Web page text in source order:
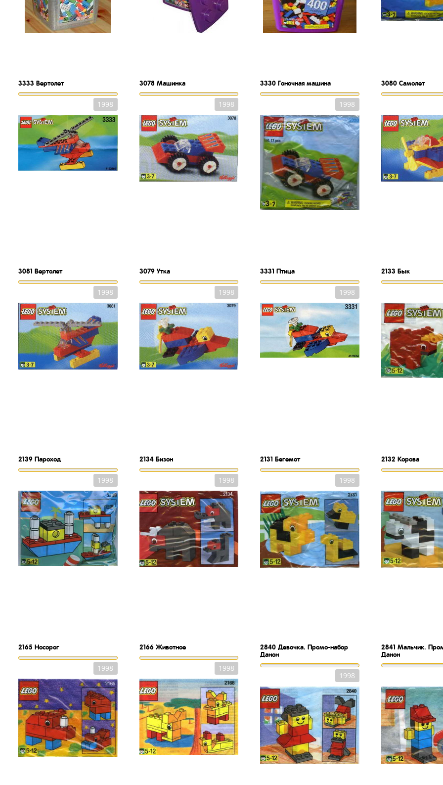
3333 Вертолет
1998
3078 Машинка
1998
3330 Гоночная машина
1998
3080 Самолет
3081 Вертолет
1998
3079 Утка
1998
3331 Птица
1998
2133 Бык
2139 Пароход
1998
2134 Бизон
1998
2131 Бегемот
1998
2132 Корова
2165 Носорог
1998
2166 Животное
1998
2840 Девочка. Промо-набор
Данон
1998
2841 Мальчик.
Данон